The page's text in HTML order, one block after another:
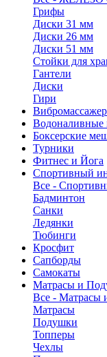
Грифы
Диски 31 мм
Диски 26 мм
Диски 51 мм
Стойки для
Гантели
Диски
Гири
Водоналивные
Боксерские
Турники
Фитнес и Йога
Спортивный
Все -
Бадминтон
Санки
Ледянки
Тюбинги
Кросфит
Сапборды
Самокаты
Матрасы и
Все - Матрасы
Матрасы
Подушки
Топперы
Чехлы